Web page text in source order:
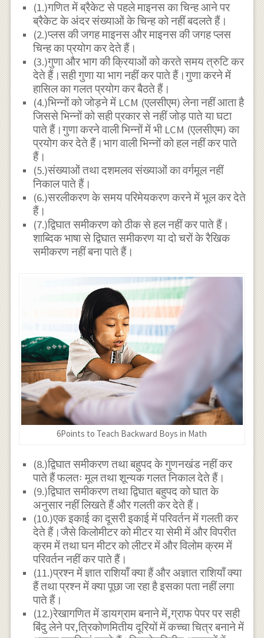
(1.)गणित में ब्रैकेट से पहले माइनस का चिन्ह आने पर
ब्रैकेट के अंदर संख्याओं के चिन्ह को नहीं बदलते हैं।
(2.)प्लस की जगह माइनस और माइनस की जगह प्लस
चिन्ह का प्रयोग कर देते हैं।
(3.)गुणा और भाग की क्रियाओं को करते समय त्रुटि कर
देते हैं।सही गुणा या भाग नहीं कर पाते हैं।गुणा करने में
हासिल का गलत प्रयोग कर बैठते हैं।
(4.)भिन्नों को जोड़ने में LCM (एलसीएम) लेना नहीं आता है
जिससे भिन्नों को सही प्रकार से नहीं जोड़ पाते या घटा
पाते हैं।गुणा करने वाली भिन्नों में भी LCM (एलसीएम) का
प्रयोग कर देते हैं।भाग वाली भिन्नों को हल नहीं कर पाते
हैं।
(5.)संख्याओं तथा दशमलव संख्याओं का वर्गमूल नहीं
निकाल पाते हैं।
(6.)सरलीकरण के समय परिमेयकरण करने में भूल कर देते
हैं।
(7.)द्विघात समीकरण को ठीक से हल नहीं कर पाते हैं।
शाब्दिक भाषा से द्विघात समीकरण या दो चरों के रैखिक
समीकरण नहीं बना पाते हैं।
6Points to Teach Backward Boys in Math
(8.)द्विघात समीकरण तथा बहुपद के गुणनखंड नहीं कर
पाते हैं फलतः मूल तथा शून्यक गलत निकाल देते हैं।
(9.)द्विघात समीकरण तथा द्विघात बहुपद को घात के
अनुसार नहीं लिखते हैं और गलती कर देते हैं।
(10.)एक इकाई का दूसरी इकाई में परिवर्तन में गलती कर
देते हैं।जैसे किलोमीटर को मीटर या सेमी में और विपरीत
क्रम में तथा घन मीटर को लीटर में और विलोम क्रम में
परिवर्तन नहीं कर पाते हैं।
(11.)प्रश्न में ज्ञात राशियाँ क्या हैं और अज्ञात राशियाँ क्या
हैं तथा प्रश्न में क्या पूछा जा रहा है इसका पता नहीं लगा
पाते हैं।
(12.)रेखागणित में डायग्राम बनाने में,ग्राफ पेपर पर सही
बिंदु लेने पर,त्रिकोणमितीय दूरियों में कच्चा चित्र बनाने में